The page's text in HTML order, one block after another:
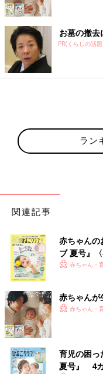
お墓の撤
PR(くらしの話
ラン
関連記事
赤ちゃんの
ブ 夏号』
く！ おっ
赤ちゃん・
赤ちゃんが
赤ちゃん・
育児の困っ
夏号』 4カ